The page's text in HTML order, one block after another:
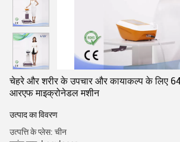
चेहरे और शरीर के उपचार और कायाकल्प के लिए
आरएफ माइक्रोनेडल मशीन
उत्पाद का विवरण
उत्पत्ति के प्लेस: चीन